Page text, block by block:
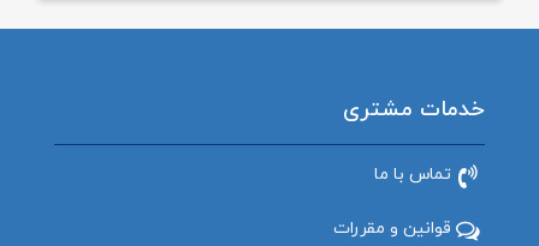
خدمات مشتری
تماس با ما
قوانین و مقررات